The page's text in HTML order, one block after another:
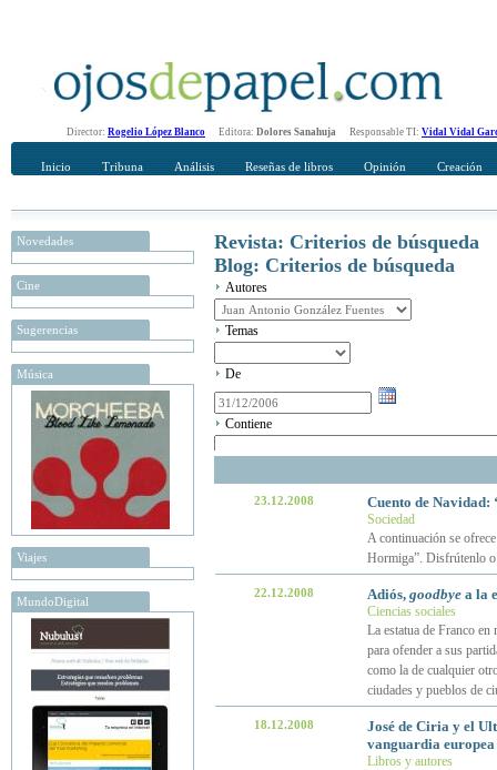
Director: Rogelio López Blanco Editora: Dolores Sanahuja Responsable TI: Vidal Vidal
Inicio Tribuna Análisis Reseñas de libros Opinión Creación
Novedades
Cine
Sugerencias
Música
Viajes
MundoDigital
Revista: Criterios de búsqueda
Blog: Criterios de búsqueda
Autores
Temas
De
Contiene
23.12.2008 Cuento de
Sociedad
A continuación se
Hormiga”. Disfrútenlo o
22.12.2008 Adiós, goodbyea la
Ciencias sociales
La estatua de Franco
para ofender a sus
como la de cualquier
ciudades y pueblos de
18.12.2008
José de Ciria y el
vanguardia europea
Libros y autores